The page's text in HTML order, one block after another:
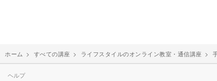
ホーム > すべての講座 > ライフスタイルのオンライン教室・通信講座 >
ヘルプ